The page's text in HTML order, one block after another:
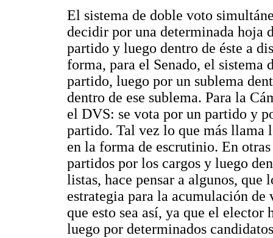
El sistema de doble voto
decidir por una determinada hoja
partido y luego dentro de éste a
forma, para el Senado, el
partido, luego por un sublema
dentro de ese sublema. Para la
el DVS: se vota por un partido y
partido. Tal vez lo que más llama
en la forma de escrutinio. En
partidos por los cargos y luego
listas, hace pensar a algunos, que
estrategia para la acumulación
que esto sea así, ya que el
luego por determinados